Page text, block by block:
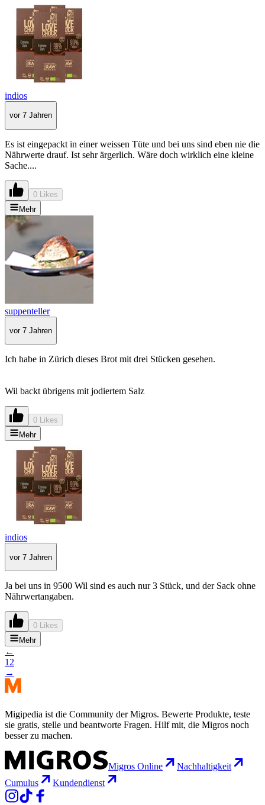
indios
vor 7 Jahren
Es ist eingepackt in einer weissen Tüte und bei uns sind eben nie die
Nährwerte drauf. Ist sehr ärgerlich. Wäre doch wirklich eine kleine
Sache....
0 Likes
Mehr
suppenteller
vor 7 Jahren
Ich habe in Zürich dieses Brot mit drei Stücken gesehen.
Wil backt übrigens mit jodiertem Salz
0 Likes
Mehr
indios
vor 7 Jahren
Ja bei uns in 9500 Wil sind es auch nur 3 Stück, und der Sack ohne
Nährwertangaben.
0 Likes
Mehr
←
1 2
→
Migipedia ist die Community der Migros. Bewerte Produkte, teste
sie gratis, stelle und beantworte Fragen. Hilf mit, die Migros noch
besser zu machen.
Migros Online
Nachhaltigkeit
Cumulus
Kundendienst